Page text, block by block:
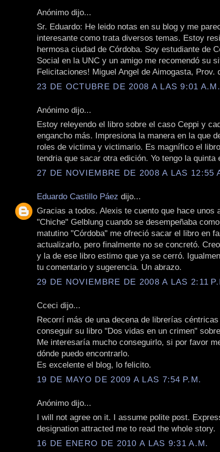
Anónimo dijo...
Sr. Eduardo: He leido notas en su blog y me
interesante como trata diversos temas. Estoy
hermosa ciudad de Córdoba. Soy estudiante de
Social en la UNC y un amigo me recomendó su
Felicitaciones! Miguel Angel de Aimogasta, Prov.
23 DE OCTUBRE DE 2008 A LAS 9:01
Anónimo dijo...
Estoy releyendo el libro sobre el caso Ceppi y
engancho más. Impresiona la manera en la que
roles de victima y victimario. Es magnífico el
tendria que sacar otra edición. Yo tengo la quinta
27 DE NOVIEMBRE DE 2008 A LAS 12:55
Eduardo Castillo Páez dijo...
Gracias a todos. Alexis te cuento que hace unos
"Chiche" Gelblung cuando se desempeñaba
matutino "Córdoba" me ofreció sacar el libro en
actualizarlo, pero finalmente no se concretó.
y la de ese libro estimo que ya se cerró.
tu comentario y sugerencia. Un abrazo.
29 DE NOVIEMBRE DE 2008 A LAS 2:11
Cceci dijo...
Recorrí más de una decena de librerías
conseguir su libro "Dos vidas en un crimen"
Me interesaría mucho conseguirlo, si por favor
dónde puedo encontrarlo.
Es excelente el blog, lo felicito.
19 DE MAYO DE 2009 A LAS 7:54 P.M.
Anónimo dijo...
I will not agree on it. I assume polite post.
designation attracted me to read the whole story.
16 DE ENERO DE 2010 A LAS 9:31 A.M.